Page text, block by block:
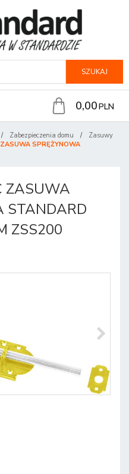
SZUKAJ
0,00PLN
/ Zabezpieczenia domu /
Zasuwy
SPRĘŻYNOWA
ZASUWA
STANDARD
ZSS200